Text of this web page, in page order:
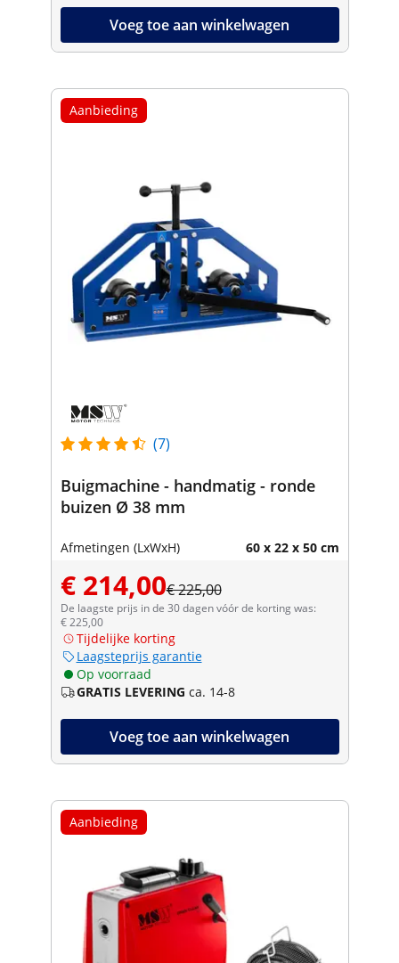
Voeg toe aan winkelwagen
Aanbieding
(7)
Buigmachine - handmatig - ronde
buizen Ø 38 mm
Afmetingen (LxWxH) 60 x 22 x 50 cm
€ 214,00€ 225,00
De laagste prijs in de 30 dagen vóór de korting was:
€ 225,00
Tijdelijke korting
Laagsteprijs garantie
Op voorraad
GRATIS LEVERING ca. 14-8
Voeg toe aan winkelwagen
Aanbieding